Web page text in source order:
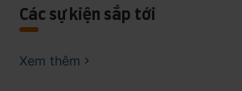
Các sự kiện sắp tới
Xem thêm